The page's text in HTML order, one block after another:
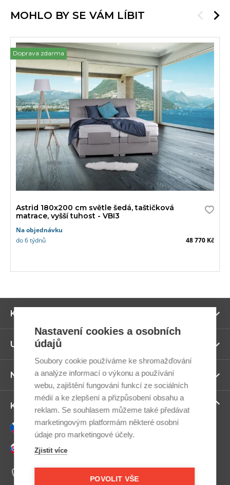
MOHLO BY SE VÁM LÍBIT
Doprava zdarma
Astrid 180x200 cm světle šedá, taštičková
matrace, vyšší tuhost - VBI3
Na objednávku
do 6 týdnů
48 770 Kč
Kategorie
Užitečné odkazy
Newsletter
Kontaktujte nás
Česky
Slovensky
+420 607 800 100
Nastavení cookies a osobních
údajů
Soubory cookie používáme ke shromažďování
a analýze informací o výkonu a používání
webu, zajištění fungování funkcí ze sociálních
médií a ke zlepšení a přizpůsobení obsahu a
reklam. Se souhlasem můžeme také předávat
marketingovým platformám některé osobní
údaje pro marketingové účely.
Zjistit více
POVOLIT VŠE